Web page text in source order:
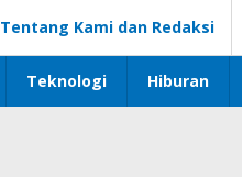
Tentang Kami dan Redaksi
Teknologi Hiburan